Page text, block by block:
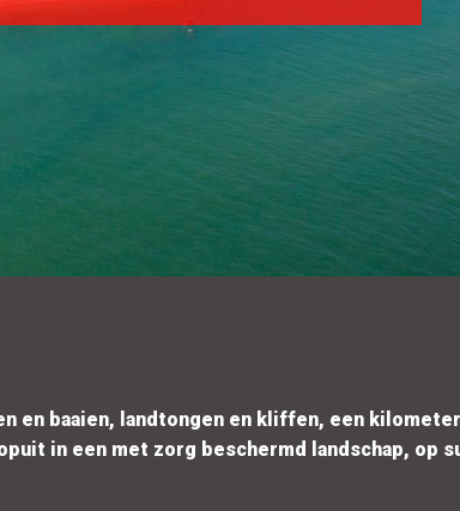
en baaien, landtongen en kliffen, een
in een met zorg beschermd landschap, op